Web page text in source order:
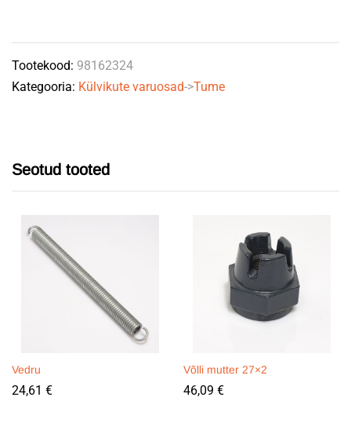
18,5x8,5
quantity
Tootekood: 98162324
Kategooria: Külvikute varuosad->Tume
Seotud tooted
Vedru
24,61 €
Võlli mutter 27×2
46,09 €